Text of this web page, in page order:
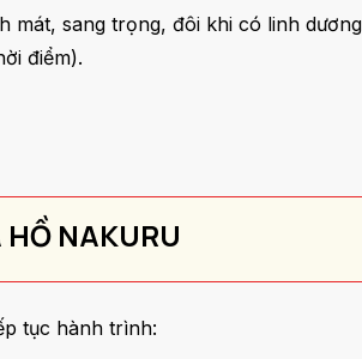
sang trọng, đôi khi có linh
điểm).
NAKURU
tục hành trình: